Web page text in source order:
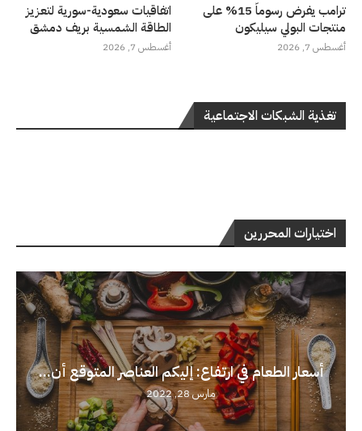
ترامب يفرض رسوماً 15% على
منتجات البولي سيليكون
أغسطس 7, 2026
اتفاقيات سعودية-سورية لتعزيز
الطاقة الشمسية بريف دمشق
أغسطس 7, 2026
تغذية الشبكات الاجتماعية
اختيارات المحررين
أسعار الطعام في ارتفاع: إليكم العناصر المتوقع أن...
مارس 28, 2022